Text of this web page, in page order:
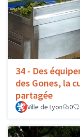
34 - Des
des Gones, la
partagée
Ville de Lyon 0